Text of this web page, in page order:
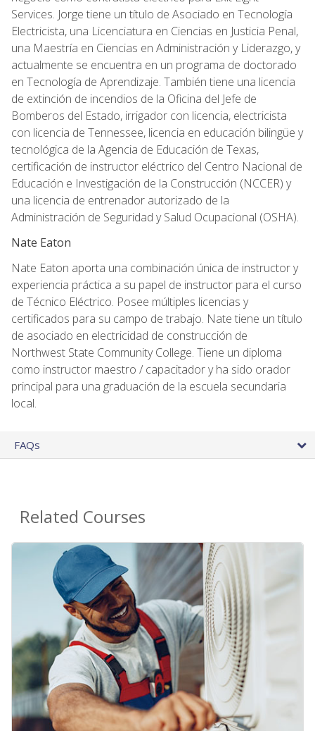
Services. Jorge tiene un título de Asociado en Tecnología
Electricista, una Licenciatura en Ciencias en Justicia Penal,
una Maestría en Ciencias en Administración y Liderazgo, y
actualmente se encuentra en un programa de doctorado
en Tecnología de Aprendizaje. También tiene una licencia
de extinción de incendios de la Oficina del Jefe de
Bomberos del Estado, irrigador con licencia, electricista
con licencia de Tennessee, licencia en educación bilingüe y
tecnológica de la Agencia de Educación de Texas,
certificación de instructor eléctrico del Centro Nacional de
Educación e Investigación de la Construcción (NCCER) y
una licencia de entrenador autorizado de la
Administración de Seguridad y Salud Ocupacional (OSHA).
Nate Eaton
Nate Eaton aporta una combinación única de instructor y
experiencia práctica a su papel de instructor para el curso
de Técnico Eléctrico. Posee múltiples licencias y
certificados para su campo de trabajo. Nate tiene un título
de asociado en electricidad de construcción de
Northwest State Community College. Tiene un diploma
como instructor maestro / capacitador y ha sido orador
principal para una graduación de la escuela secundaria
local.
FAQs
Related Courses